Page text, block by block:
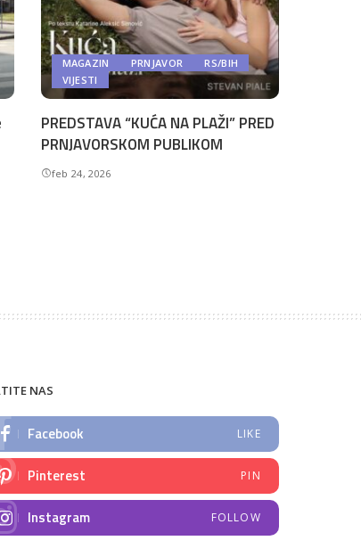
MAGAZIN PRNJAVOR
RS/BIH
VIJESTI
PREDSTAVA “KUĆA NA PLAŽI” PRED
PRNJAVORSKOM PUBLIKOM
feb 24, 2026
NAS
Facebook LIKE
Pinterest PIN
Instagram FOLLOW